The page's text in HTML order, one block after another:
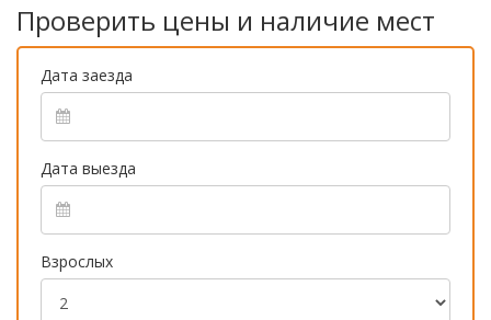
Проверить цены и наличие мест
Дата заезда
Дата выезда
Взрослых